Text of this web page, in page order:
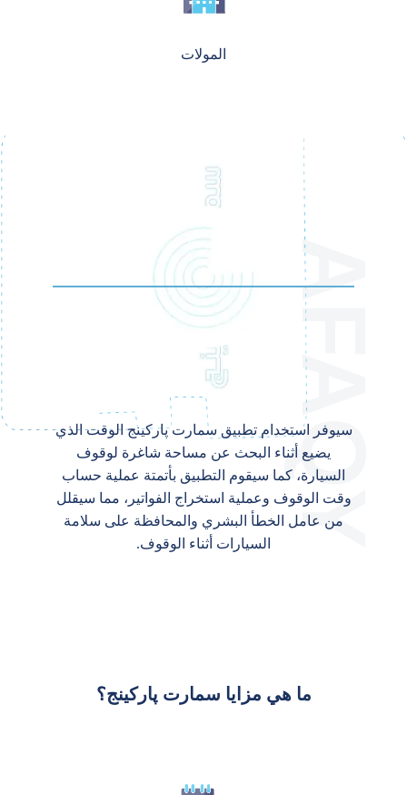
المولات
سيوفر استخدام تطبيق سمارت پاركينج الوقت الذي
يضيع أثناء البحث عن مساحة شاغرة لوقوف
السيارة، كما سيقوم التطبيق بأتمتة عملية حساب
وقت الوقوف وعملية استخراج الفواتير، مما سيقلل
من عامل الخطأ البشري والمحافظة على سلامة
السيارات أثناء الوقوف.
ما هي مزايا سمارت پاركينج؟